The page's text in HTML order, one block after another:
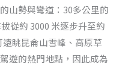
山勢與彎道：30多公里的
從約 3000 米逐步升至約
眺昆侖山雪峰、高原草
遊的熱門地點，因此成為